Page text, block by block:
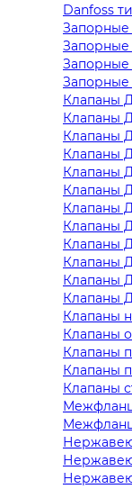
Danfoss
Запорные
Запорные
Запорные
Запорные
Клапаны
Клапаны
Клапаны
Клапаны
Клапаны
Клапаны
Клапаны
Клапаны
Клапаны
Клапаны
Клапаны
Клапаны
Клапаны
Клапаны
Клапаны
Клапаны
Клапаны